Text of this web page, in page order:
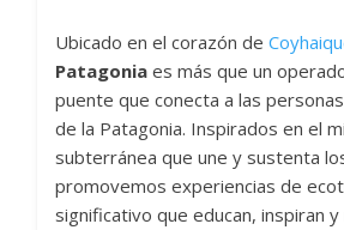
Ubicado en el corazón de
Patagonia es más que un
puente que conecta a las
de la Patagonia. Inspirados en el
subterránea que une y sustenta
promovemos experiencias de
significativo que educan, inspiran